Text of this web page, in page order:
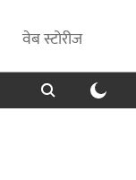
वेब स्टोरीज